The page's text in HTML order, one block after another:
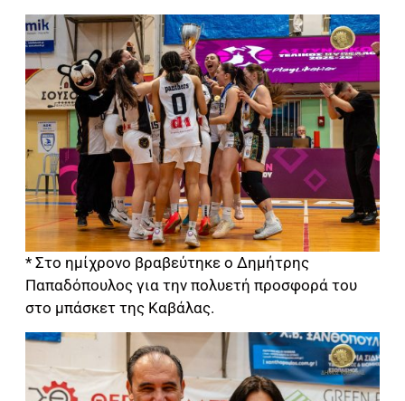
* Στο ημίχρονο βραβεύτηκε ο Δημήτρης
Παπαδόπουλος για την πολυετή προσφορά του
στο μπάσκετ της Καβάλας.